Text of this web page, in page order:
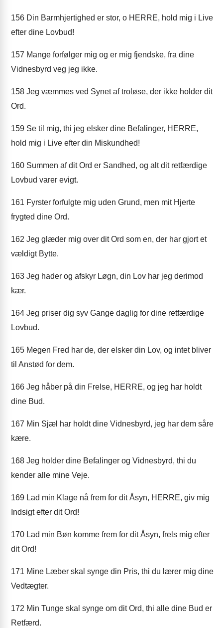
156 Din Barmhjertighed er stor, o HERRE, hold mig i Live
efter dine Lovbud!
157 Mange forfølger mig og er mig fjendske, fra dine
Vidnesbyrd veg jeg ikke.
158 Jeg væmmes ved Synet af troløse, der ikke holder dit
Ord.
159 Se til mig, thi jeg elsker dine Befalinger, HERRE,
hold mig i Live efter din Miskundhed!
160 Summen af dit Ord er Sandhed, og alt dit retfærdige
Lovbud varer evigt.
161 Fyrster forfulgte mig uden Grund, men mit Hjerte
frygted dine Ord.
162 Jeg glæder mig over dit Ord som en, der har gjort et
vældigt Bytte.
163 Jeg hader og afskyr Løgn, din Lov har jeg derimod
kær.
164 Jeg priser dig syv Gange daglig for dine retfærdige
Lovbud.
165 Megen Fred har de, der elsker din Lov, og intet bliver
til Anstød for dem.
166 Jeg håber på din Frelse, HERRE, og jeg har holdt
dine Bud.
167 Min Sjæl har holdt dine Vidnesbyrd, jeg har dem såre
kære.
168 Jeg holder dine Befalinger og Vidnesbyrd, thi du
kender alle mine Veje.
169 Lad min Klage nå frem for dit Åsyn, HERRE, giv mig
Indsigt efter dit Ord!
170 Lad min Bøn komme frem for dit Åsyn, frels mig efter
dit Ord!
171 Mine Læber skal synge din Pris, thi du lærer mig dine
Vedtægter.
172 Min Tunge skal synge om dit Ord, thi alle dine Bud er
Retfærd.